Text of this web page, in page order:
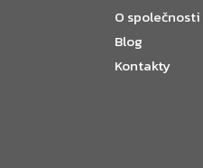
O společnosti
Blog
Kontakty